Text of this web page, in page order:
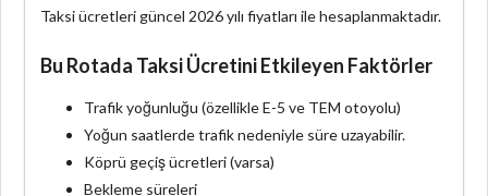
Taksi ücretleri güncel 2026 yılı fiyatları ile hesaplanmaktadır.
Bu Rotada Taksi Ücretini Etkileyen Faktörler
Trafik yoğunluğu (özellikle E-5 ve TEM otoyolu)
Yoğun saatlerde trafik nedeniyle süre uzayabilir.
Köprü geçiş ücretleri (varsa)
Bekleme süreleri